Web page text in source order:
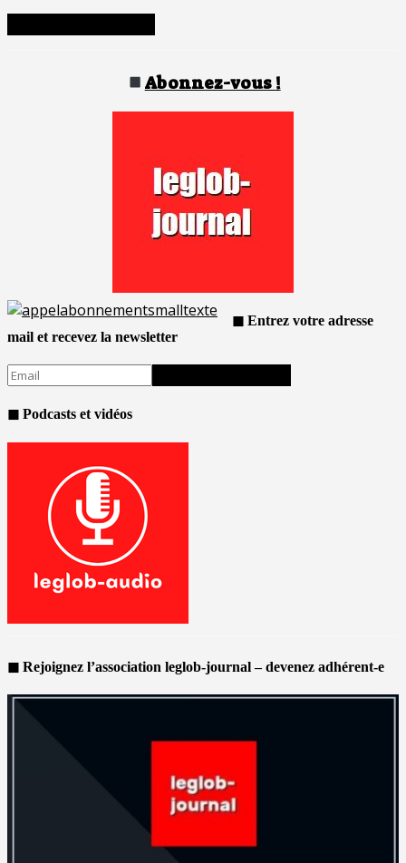
Abonnez-vous !
◼ Entrez votre adresse
mail et recevez la newsletter
◼ Podcasts et vidéos
◼ Rejoignez l’association leglob-journal – devenez adhérent-e